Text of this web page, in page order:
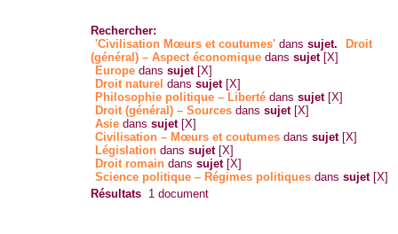
Rechercher:
'Civilisation Mœurs et coutumes' danssujet.
Droit
(général) – Aspect économique danssujet [X]
Europe danssujet [X]
Droit naturel danssujet [X]
Philosophie politique – Liberté danssujet [X]
Droit (général) – Sources danssujet [X]
Asie danssujet [X]
Civilisation – Mœurs et coutumes danssujet [X]
Législation danssujet [X]
Droit romain danssujet [X]
Science politique – Régimes politiques danssujet [X]
Résultats 1 document